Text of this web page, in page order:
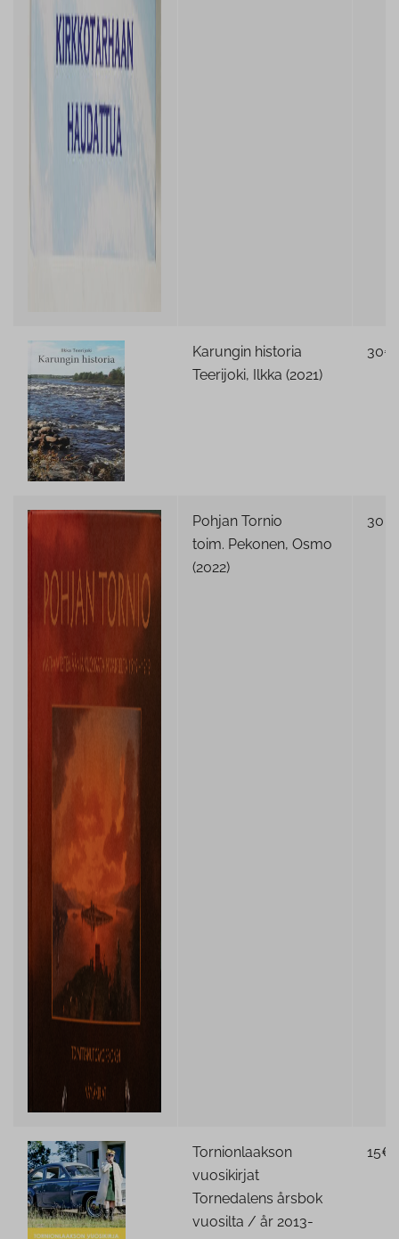
Karungin historia
Teerijoki, Ilkka (2021)
30€
Pohjan Tornio
toim. Pekonen, Osmo
(2022)
30 €
Tornionlaakson
vuosikirjat
Tornedalens årsbok
vuosilta / år 2013-
15€